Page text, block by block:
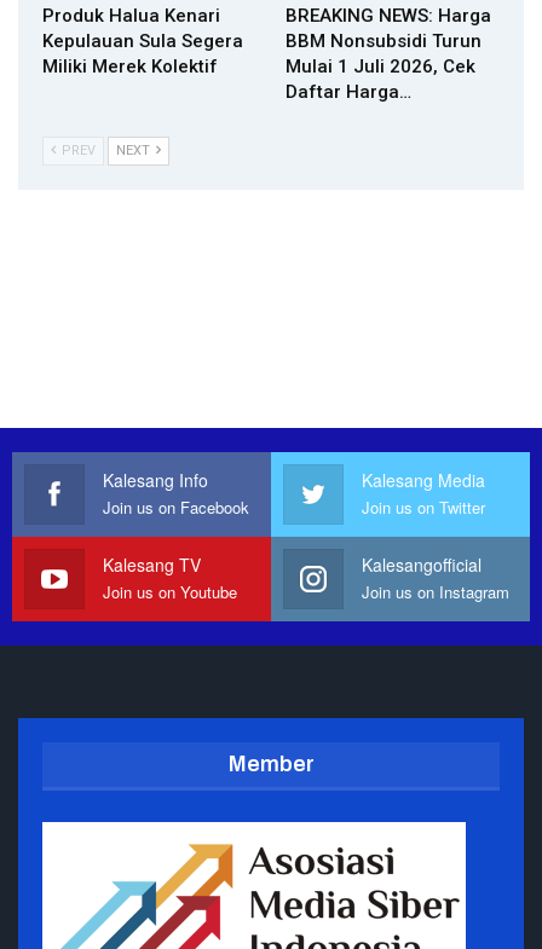
Produk Halua Kenari
Kepulauan Sula Segera
Miliki Merek Kolektif
BREAKING NEWS: Harga
BBM Nonsubsidi Turun
Mulai 1 Juli 2026, Cek
Daftar Harga…
PREV NEXT
Kalesang Info
Join us on Facebook
Kalesang Media
Join us on Twitter
Kalesang TV
Join us on Youtube
Kalesangofficial
Join us on Instagram
Member